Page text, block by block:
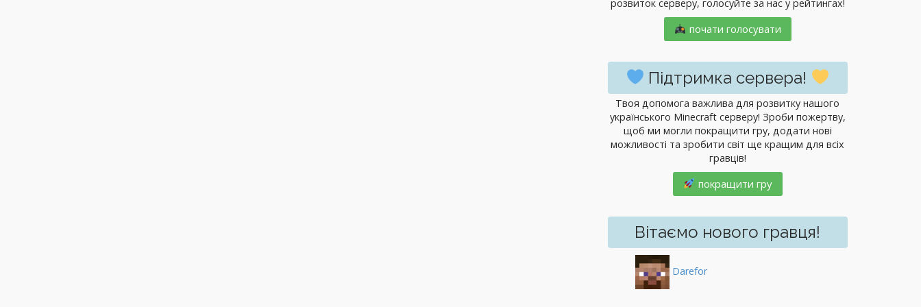
розвиток серверу, голосуйте за нас у рейтингах!
почати голосувати
Підтримка сервера!
Твоя допомога важлива для розвитку нашого
українського Minecraft серверу! Зроби пожертву,
щоб ми могли покращити гру, додати нові
можливості та зробити світ ще кращим для всіх
гравців!
покращити гру
Вітаємо нового гравця!
Darefor